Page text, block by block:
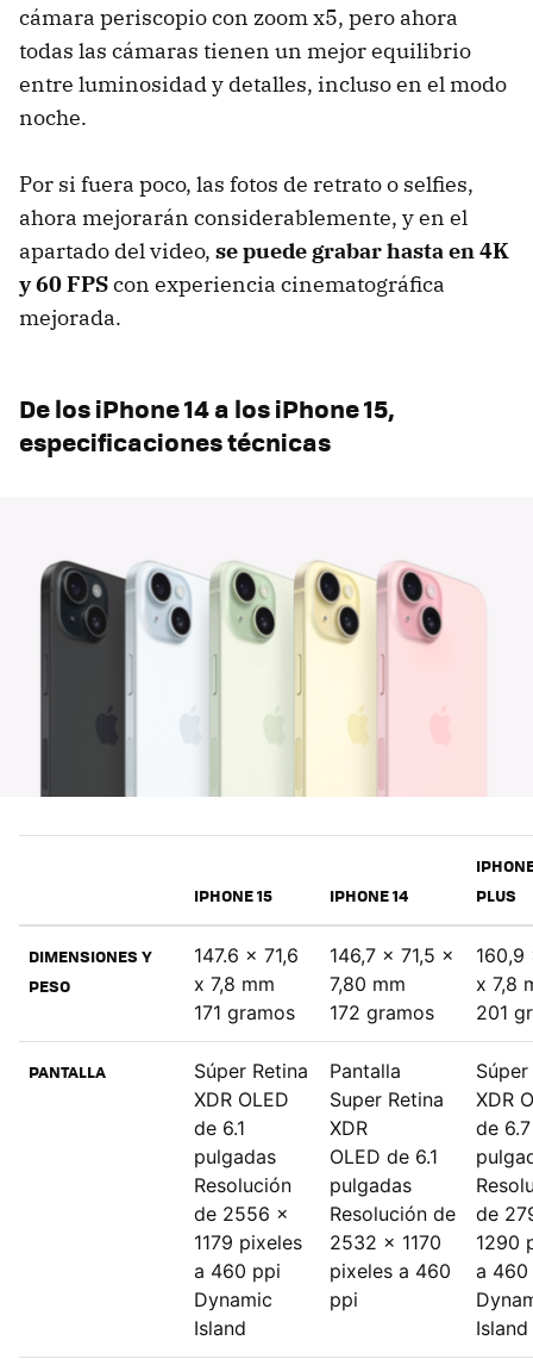
cámara periscopio con zoom x5, pero ahora
todas las cámaras tienen un mejor equilibrio
entre luminosidad y detalles, incluso en el modo
noche.
Por si fuera poco, las fotos de retrato o selfies,
ahora mejorarán considerablemente, y en el
apartado del video, se puede grabar hasta en 4K
y 60 FPScon experiencia cinematográfica
mejorada.
De los iPhone 14 a los iPhone 15,
especificaciones técnicas
IPHONE 15 IPHONE 14
PLUS
DIMENSIONES Y
PESO
147.6 x 71,6
x 7,8 mm
171 gramos
146,7 x 71,5 x
7,80 mm
172 gramos
160,9
x 7,8
201
PANTALLA
Súper Retina
XDR OLED
de 6.1
pulgadas
Resolución
de 2556 x
1179 pixeles
a 460 ppi
Dynamic
Island
Pantalla
Super Retina
XDR
OLED de 6.1
pulgadas
Resolución de
2532 x 1170
pixeles a 460
ppi
XDR
de 6.7
de
1290
a
Island